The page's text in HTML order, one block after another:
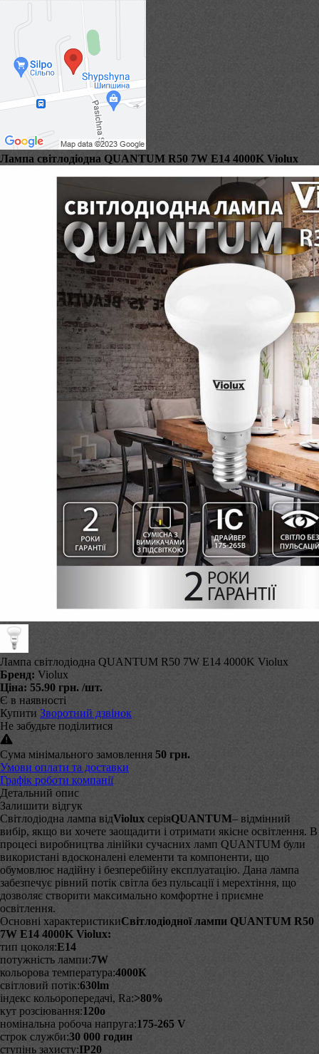
Лампа світлодіодна QUANTUM R50 7W E14 4000K Violux
Лампа світлодіодна QUANTUM R50 7W E14 4000K Violux
Бренд: Violux
Ціна: 55.90 грн. /шт.
Є в наявності
Купити Зворотний дзвінок
Не забудьте поділитися
Сума мінімального замовлення 50 грн.
Умови оплати та доставки
Графік роботи компанії
Детальний опис
Залишити відгук
Світлодіодна лампа відViolux серіяQUANTUM– відмінний
вибір, якщо ви хочете заощадити і отримати якісне освітлення. В
процесі виробництва лінійки сучасних ламп QUANTUM були
використані вдосконалені елементи та компоненти, що
обумовлює надійну і безперебійну експлуатацію. Дана лампа
забезпечує рівний потік світла без пульсації і мерехтіння, що
дозволяє створити максимально комфортне і приємне
освітлення.
Основні характеристикиСвітлодіодної лампи QUANTUM R50
7W E14 4000K Violux:
тип цоколя:E14
потужність лампи:7W
кольорова температура:4000К
світловий потік:630lm
індекс кольоропередачі, Ra:>80%
кут розсіювання:120o
номінальна робоча напруга:175-265 V
строк служби:30 000 годин
ступінь захисту:IP20